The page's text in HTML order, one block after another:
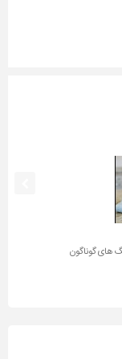
های گوناگون